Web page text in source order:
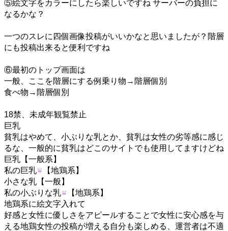
⑤絵文字をカラーにしたら楽しいですね サーバーの負担に
なるかな？
一つのスレに四個画像投稿がいいかなと思いましたが？階層
にも投稿出来ると便利ですね
⑥最初のトップ画面は
一般、ここを階層にする例乗り物→階層個別
食べ物→階層個別
18禁、未成年観覧禁止
巨乳
貧乳はやめて、小ぶりな乳とか、貧乳は女性の劣等感に感じ
るな、一般的に貧乳はどこのサイトでも使用してますけどね
巨乳【一般系】
私の巨乳
【地鶏系】
小さな乳【一般】
私の小ぶりな乳
【地鶏系】
地鶏系に絵文字入れて
好感と女性に優しさをアピールすることで女性に安心感を与
える地鶏女性の投稿が増える自分も楽しめる、運営者は不適